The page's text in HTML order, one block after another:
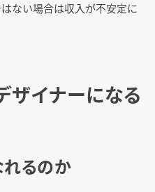
ない場合は収入が不安定に
イナーになる
るのか